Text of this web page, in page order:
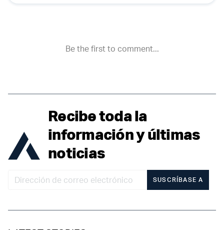
Recibe toda la
información y últimas
noticias
SUSCRÍBASE A